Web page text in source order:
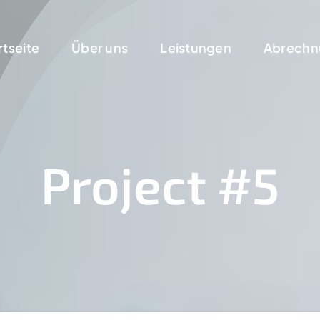
Über uns Leistungen
Project #5